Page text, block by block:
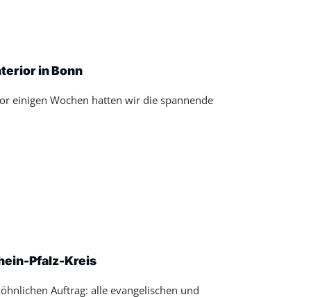
in Bonn
einigen Wochen hatten wir die spannende
Pfalz-Kreis
Auftrag: alle evangelischen und